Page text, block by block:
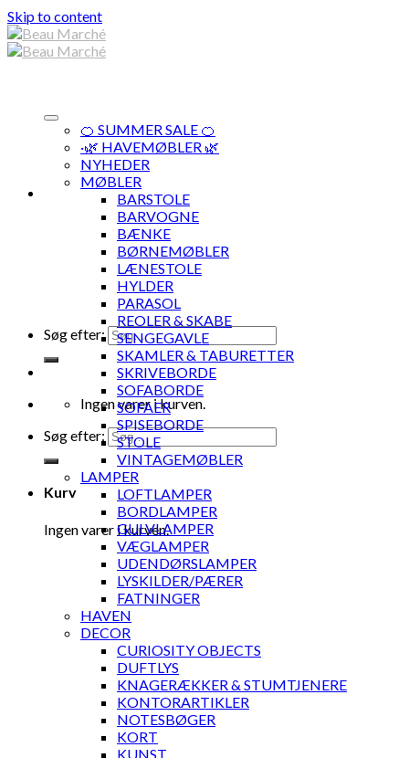
Skip to content
Søg efter:
Ingen varer i kurven.
Søg efter:
Kurv
Ingen varer i kurven.
🍊 SUMMER SALE 🍊
·🌿 HAVEMØBLER 🌿
NYHEDER
MØBLER
BARSTOLE
BARVOGNE
BÆNKE
BØRNEMØBLER
LÆNESTOLE
HYLDER
PARASOL
REOLER & SKABE
SENGEGAVLE
SKAMLER & TABURETTER
SKRIVEBORDE
SOFABORDE
SOFAER
SPISEBORDE
STOLE
VINTAGEMØBLER
LAMPER
LOFTLAMPER
BORDLAMPER
GULVLAMPER
VÆGLAMPER
UDENDØRSLAMPER
LYSKILDER/PÆRER
FATNINGER
HAVEN
DECOR
CURIOSITY OBJECTS
DUFTLYS
KNAGERÆKKER & STUMTJENERE
KONTORARTIKLER
NOTESBØGER
KORT
KUNST